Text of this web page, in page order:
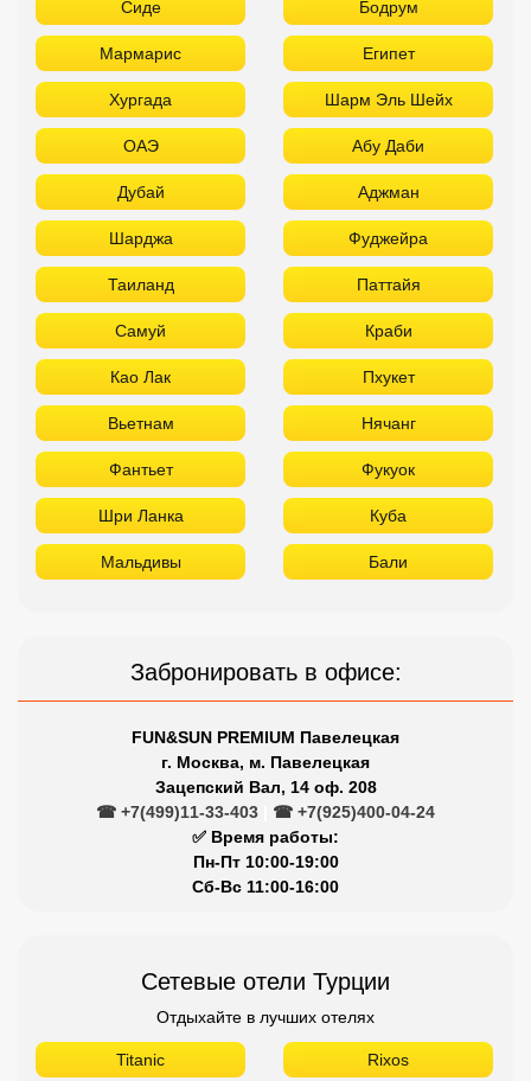
Шарджа Фуджейра
Таиланд Паттайя
Самуй Краби
Као Лак Пхукет
Вьетнам Нячанг
Фантьет Фукуок
Шри Ланка Куба
Мальдивы Бали
Забронировать в офисе:
FUN&SUN PREMIUM Павелецкая
г. Москва, м. Павелецкая
Зацепский Вал, 14 оф. 208
☎ +7(499)11-33-403
☎ +7(925)400-04-24
Сетевые отели Турции
Отдыхайте в лучших отелях
Titanic
Justiniano Gloria
Dobedan Delphin